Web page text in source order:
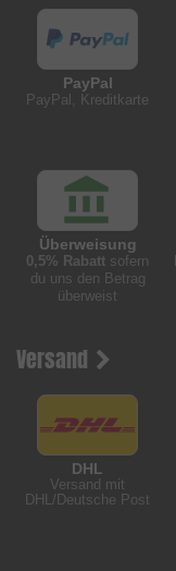
PayPal
PayPal, Kreditkarte
Überweisung
0,5% Rabatt sofern
du uns den Betrag
überweist
Versand
DHL
Versand mit
DHL/Deutsche Post